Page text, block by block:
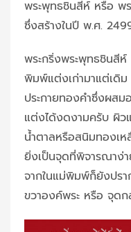
พระพุทธชินสีห์ หรือ พ
ซึ่งสร้างในปี พ.ศ.
พระกริ่งพระพุทธชินสี
พิมพ์แต่งเก่ามาแต่เดิม
ประกายทองคำซึ่งผส
แต่งได้งดงามครับ ผิว
น้ำตาลหรือสนิมทองเ
ยิ่งเป็นจุดที่พิจารณาง่
จากในแม่พิมพ์ก็ยังปรา
ขวาองค์พระ หรือ จุด